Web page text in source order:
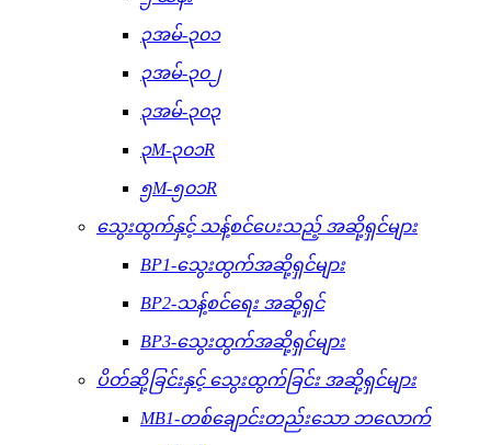
၃အမ်-၃၀၁
၃အမ်-၃၀၂
၃အမ်-၃၀၃
၃M-၃၀၁R
၅M-၅၀၁R
သွေးထွက်နှင့် သန့်စင်ပေးသည့် အဆို့ရှင်များ
BP1-သွေးထွက်အဆို့ရှင်များ
BP2-သန့်စင်ရေး အဆို့ရှင်
BP3-သွေးထွက်အဆို့ရှင်များ
ပိတ်ဆို့ခြင်းနှင့် သွေးထွက်ခြင်း အဆို့ရှင်များ
MB1-တစ်ချောင်းတည်းသော ဘလောက်